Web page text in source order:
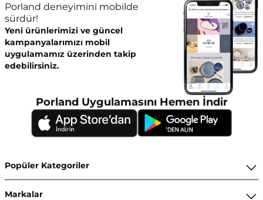
Porland deneyimini mobilde
sürdür!
Yeni ürünlerimizi ve güncel
kampanyalarımızı mobil
uygulamamız üzerinden takip
edebilirsiniz.
Porland Uygulamasını Hemen İndir
Popüler Kategoriler
Markalar